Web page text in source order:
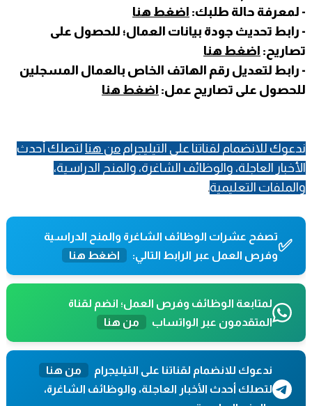
- لمعرفة حالة طلبك: اضغط هنا
- رابط تحديث جودة بيانات العمال؛ للحصول على
تصاريح: اضغط هنا
- رابط لتعديل رقم الهاتف الخاص بالعمال المسجلين
للحصول على تصاريح عمل: اضغط هنا
ندعوك للانضمام لقناتنا على التيليجرام من هنا لتصلك أحدث
الأخبار العاجلة، والوظائف الشاغرة، والمنح الدراسية،
والملفات التعليمية.
✅تصفح عشرات الوظائف الشاغرة والمنح الدراسية
وفرص العمل عبر الرابط التالي:
اضغط هنا
لمتابعة الوظائف وفرص العمل؛ انضم لقناة
المتقدمون عبر الواتساب
من هنا
ندعوك للانضمام لقناتنا على التيليجرام
من هنا
لتصلك أحدث الأخبار العاجلة، والوظائف الشاغرة،